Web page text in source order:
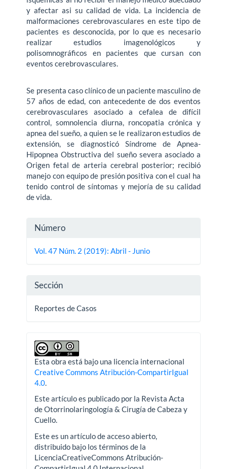
y afectar asi su calidad de vida. La incidencia de
malformaciones cerebrovasculares en este tipo de
pacientes es desconocida, por lo que es necesario
realizar estudios imagenológicos y
polisomnográficos en pacientes que cursan con
eventos cerebrovasculares.
Se presenta caso clínico de un paciente masculino de
57 años de edad, con antecedente de dos eventos
cerebrovasculares asociado a cefalea de difícil
control, somnolencia diurna, roncopatia crónica y
apnea del sueño, a quien se le realizaron estudios de
extensión, se diagnosticó Síndrome de Apnea-
Hipopnea Obstructiva del sueño severa asociado a
Origen fetal de arteria cerebral posterior; recibió
manejo con equipo de presión positiva con el cual ha
tenido control de síntomas y mejoría de su calidad
de vida.
Detalles
del
Número
Vol. 47 Núm. 2 (2019): Abril - Junio
Sección
Reportes de Casos
Esta obra está bajo una licencia internacional
Creative Commons Atribución-CompartirIgual
4.0.
Este artículo es publicado por la Revista Acta
de Otorrinolaringología & Cirugía de Cabeza y
Cuello.
Este es un artículo de acceso abierto,
distribuido bajo los términos de la
LicenciaCreativeCommons Atribución-